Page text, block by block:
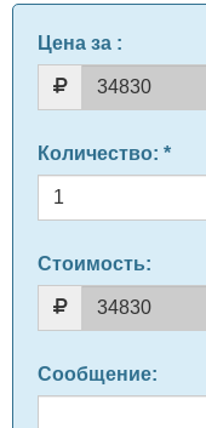
Цена за :
Количество: *
Стоимость:
Сообщение: